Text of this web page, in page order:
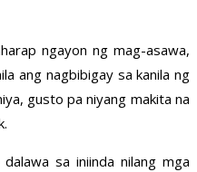
ngayon ng mag-asawa,
ang nagbibigay sa kanila ng
gusto pa niyang makita na
sa iniinda nilang mga